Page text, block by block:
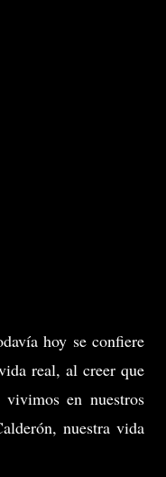
hoy se confiere
real, al creer que
en nuestros
nuestra vida